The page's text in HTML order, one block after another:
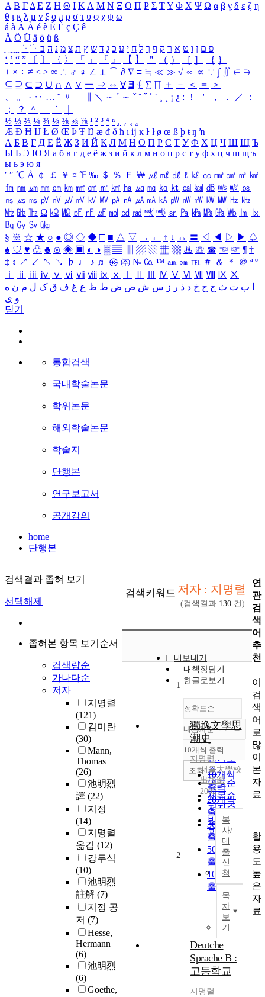
Α Β ΓΔ Ε Ζ Η Θ Ι ΚΛ Μ Ν Ξ Ο Π Ρ Σ ΤΥ Φ Χ Ψ Ω α β γ δ ε ζ η
θ ι κ λ μ ν ξ ο π ρ σ τ υ φ χ ψ ω
á à Á À é è É È ç Ç ê
Ä Ö Ü ä ö ü ß
ִֶֹ ֻּ ׁׂ פ ם ן ו ט א ר ק ף ך ל ח י ע כ ג ד ש ץ ת צ מ נ ה ב
‘ ’ “ ” 〔 〕 〈 〉 「 」 『 』 【 】 ＂ （ ） ［ ］ ｛ ｝
± × ÷ ≠ ≤ ≥ ∞ ∴ ♂ ♀ ∠ ⊥ ⌒ ∂ ∇ ≡ ≒ ≪ ≫ √ ∽ ∝ ∵ ∫ ∬ ∈ ∋
⊆ ⊇ ⊂ ⊃ ∪ ∩ ∧ ∨ ￢ ⇒ ⇔ ∀ ∃ ∮ ∑ ∏ ＋ － ＜ ＝
＞
、
。 · ‥ … ¨ 〃 ― ＼ ∼ ´ ～ ˇ ˘ ˝ ˚ ˙ ¸ ¡ ¿ ː ！ ＇ ， ． ／
：
；
？ ＾ ｀
½ ⅓ ⅔ ¼ ¾ ⅛ ⅜ ⅝ ⅞ ¹ ² ³ ⁴ ⁿ ₁ ₂ ₃ ₄
Æ Ð Ħ Ĳ Ł Ø Œ Þ Ŧ Ŋ æ đ ð ħ ı ĳ ĸ ŀ ł ø œ ß þ ŧ ŋ ŉ
А Б В Г Д Е Ё Ж З И Й К Л М Н О П Р С Т У Ф Х Ц Ч Ш Щ Ъ
Ы Ь Э Ю Я а б в г д е ё ж з и й к л м н о п р с т у ф х ц ч ш щ ъ
ы ь э ю я
′ ″ ℃ Å ￠ ￡ ￥ ¤ ℉ ‰ ＄ ％ Ｆ ￦ ㎕ ㎖ ㎗ ℓ ㎘ ㏄ ㎣ ㎤ ㎥ ㎦
㎙ ㎚ ㎛ ㎜ ㎝ ㎞ ㎟ ㎠ ㎡ ㎢ ㏊ ㎍ ㎎ ㎏ ㏏ ㎈ ㎉ ㏈ ㎧ ㎨ ㎰
㎱ ㎲ ㎳ ㎴ ㎵ ㎶ ㎷ ㎸ ㎹ ㎀ ㎁ ㎂ ㎃ ㎄ ㎺ ㎻ ㎽ ㎾ ㎿ ㎐ ㎑
㎒ ㎓ ㎔ Ω ㏀ ㏁ ㎊ ㎋ ㎌ ㏖ ㏅ ㎭ ㎮ ㎯ ㏛ ㎩ ㎪ ㎫ ㎬ ㏝ ㏐
㏓
㏃ ㏉ ㏜ ㏆
§ ※ ☆ ★ ○ ● ◎ ◇ ◆ □ ■ △ ▽ → ← ↑ ↓ ↔ 〓 ◁ ◀ ▷ ▶ ♤
♠ ♡ ♥ ♧ ♣ ⊙ ◈ ▣ ◐ ◑ ▒ ▤ ▨ ▧ ▦ ▩ ♨ ☏ ☎ ☜ ☞ ¶ †
‡ ↕ ↗ ↙ ↖ ↘ ♭ ♩ ♪ ♬ ㉿ ㈜ № ㏇ ™ ㏂ ㏘ ℡ ＃ ＆ ＊ ＠ ª º
ⅰ
ⅱ ⅲ ⅳ ⅴ ⅵ ⅶ ⅷ ⅸ ⅹ Ⅳ Ⅴ Ⅵ Ⅶ Ⅷ Ⅸ Ⅹ
ب ت ث ج ح خ د ذ ر ز س ش ص ض ط ظ ع غ ف ق ک ل م ن ه
و ی
닫기
통합검색
국내학술논문
학위논문
해외학술논문
학술지
단행본
연구보고서
공개강의
home
단행본
검색결과 좁혀 보기
선택해제
좁혀본 항목 보기순서
검색량순
가나다순
저자
지명렬
(121)
김미란
(30)
Mann,
Thomas
(26)
池明烈
譯 (22)
지정
(14)
지명렬
옮김 (12)
강두식
(10)
池明烈
註解 (7)
지정 공
저 (7)
Hesse,
Hermann
(6)
池明烈
(6)
Goethe,
검색키워드 저자 : 지명렬
(검색결과 130 건)
내보내기
내책장담기
한글로보기
정확도순
정확도
순
인기도
순
연도순
제목순
저자순
발행기
관순
내림차순
내림차순
10개씩 출력
10개씩
출력
20개씩
출력
30개씩
출력
50개씩
출력
100개씩
출력
조회
1
獨逸文學思
潮史
지명렬
서울大學校
出版部
2002
복
사/
대
출
신
청
목
차
보
기
2
Deutche
Sprache B :
고등학교
지명렬
연
관
검
색
어
추
천
이
검
색
어
로
많
이
본
자
료
활
용
도
높
은
자
료